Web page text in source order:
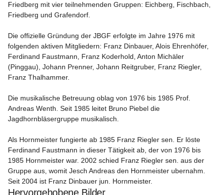
Friedberg mit vier teilnehmenden Gruppen: Eichberg, Fischbach,
Friedberg und Grafendorf.
Die offizielle Gründung der JBGF erfolgte im Jahre 1976 mit
folgenden aktiven Mitgliedern: Franz Dinbauer, Alois Ehrenhöfer,
Ferdinand Faustmann, Franz Koderhold, Anton Michäler
(Pinggau), Johann Prenner, Johann Reitgruber, Franz Riegler,
Franz Thalhammer.
Die musikalische Betreuung oblag von 1976 bis 1985 Prof.
Andreas Wenth. Seit 1985 leitet Bruno Piebel die
Jagdhornbläsergruppe musikalisch.
Als Hornmeister fungierte ab 1985 Franz Riegler sen. Er löste
Ferdinand Faustmann in dieser Tätigkeit ab, der von 1976 bis
1985 Hornmeister war. 2002 schied Franz Riegler sen. aus der
Gruppe aus, womit Jesch Andreas den Hornmeister ubernahm.
Seit 2004 ist Franz Dinbauer jun. Hornmeister.
Hervorgehobene Bilder